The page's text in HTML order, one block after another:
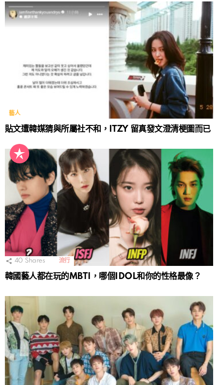
藝人
貼文遭韓媒猜與所屬社不和，ITZY 留真發文澄清梗圖而已
40 Shares 流行
韓國藝人都在玩的MBTI，哪個IDOL和你的性格最像？